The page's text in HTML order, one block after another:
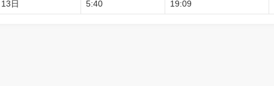
日 5:40 19:09